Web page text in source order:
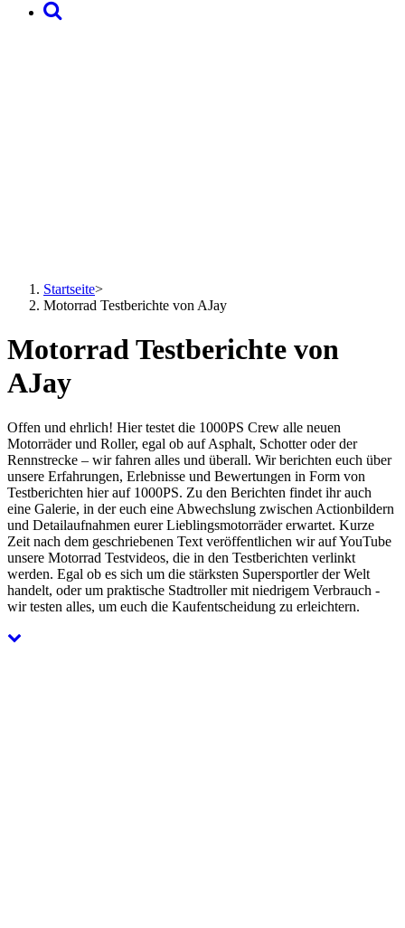
Startseite>
Motorrad Testberichte von AJay
Motorrad Testberichte von
AJay
Offen und ehrlich! Hier testet die 1000PS Crew alle neuen
Motorräder und Roller, egal ob auf Asphalt, Schotter oder der
Rennstrecke – wir fahren alles und überall. Wir berichten euch über
unsere Erfahrungen, Erlebnisse und Bewertungen in Form von
Testberichten hier auf 1000PS. Zu den Berichten findet ihr auch
eine Galerie, in der euch eine Abwechslung zwischen Actionbildern
und Detailaufnahmen eurer Lieblingsmotorräder erwartet. Kurze
Zeit nach dem geschriebenen Text veröffentlichen wir auf YouTube
unsere Motorrad Testvideos, die in den Testberichten verlinkt
werden. Egal ob es sich um die stärksten Supersportler der Welt
handelt, oder um praktische Stadtroller mit niedrigem Verbrauch -
wir testen alles, um euch die Kaufentscheidung zu erleichtern.